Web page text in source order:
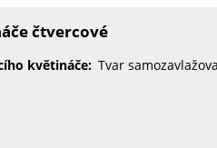
čtvercové
květináče: Tvar